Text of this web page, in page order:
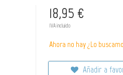
18,95 €
IVA incluido
Ahora no hay ¿Lo
Añadir a